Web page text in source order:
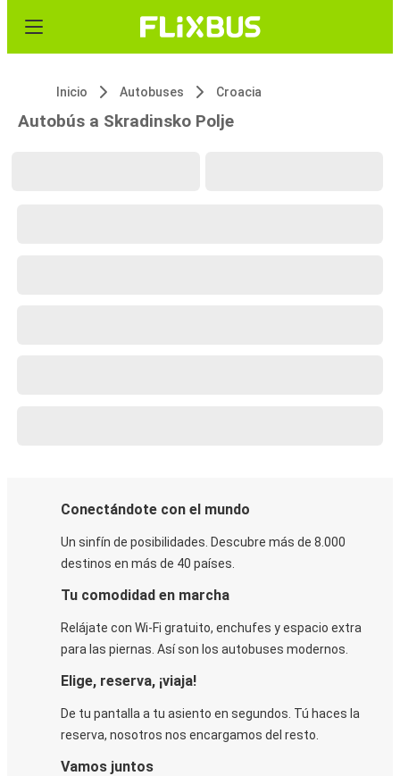
Inicio Autobuses Croacia
Autobús a Skradinsko Polje
Conectándote con el mundo
Un sinfín de posibilidades. Descubre más de 8.000
destinos en más de 40 países.
Tu comodidad en marcha
Relájate con Wi-Fi gratuito, enchufes y espacio extra
para las piernas. Así son los autobuses modernos.
Elige, reserva, ¡viaja!
De tu pantalla a tu asiento en segundos. Tú haces la
reserva, nosotros nos encargamos del resto.
Vamos juntos